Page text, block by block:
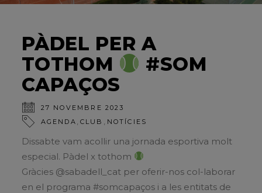
PÀDEL PER A
TOTHOM
#SOM
CAPAÇOS
27 NOVEMBRE 2023
AGENDA CLUB NOTÍCIES
Dissabte vam acollir una jornada esportiva molt
especial. Pàdel x tothom
Gràcies @sabadell_cat per oferir-nos col-laborar
en el programa #somcapaços i a les entitats de